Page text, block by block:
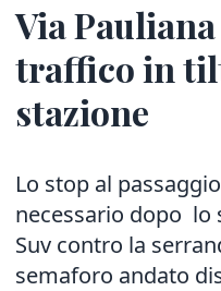
Via
traffico in
stazione
Lo stop al
necessario dopo lo
Suv contro la
semaforo andato